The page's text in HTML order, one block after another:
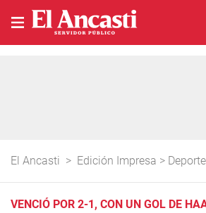
El Ancasti > Edición Impresa >
VENCIÓ POR 2-1, CON UN GOL DE